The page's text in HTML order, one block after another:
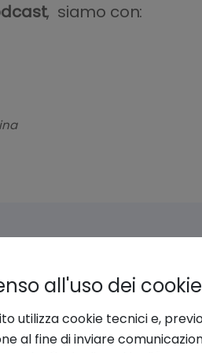
, siamo con:
all'uso dei cookie
utilizza cookie tecnici e,
al fine di inviare